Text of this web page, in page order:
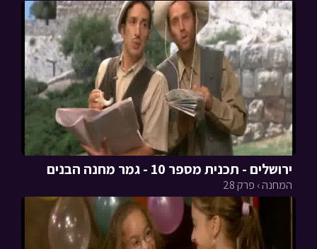
ירושלים - תכנית מספר 10 - גמר מחנה הבנים
המחנה › פרק 28